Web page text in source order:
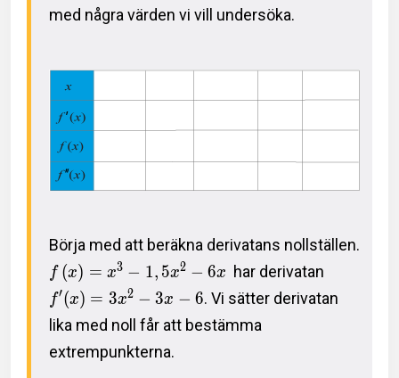
med några värden vi vill undersöka.
Börja med att beräkna derivatans nollställen.
f (x) = x3 − 1, 5x2 − 6x har derivatan
f′(x) = 3x2 − 3x − 6. Vi sätter derivatan
lika med noll får att bestämma
extrempunkterna.